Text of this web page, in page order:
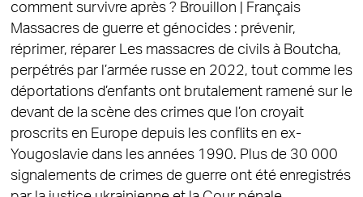
comment survivre après ? Brouillon | Français
Massacres de guerre et génocides : prévenir,
réprimer, réparer Les massacres de civils à Boutcha,
perpétrés par l’armée russe en 2022, tout comme les
déportations d’enfants ont brutalement ramené sur le
devant de la scène des crimes que l’on croyait
proscrits en Europe depuis les conflits en ex-
Yougoslavie dans les années 1990. Plus de 30 000
signalements de crimes de guerre ont été enregistrés